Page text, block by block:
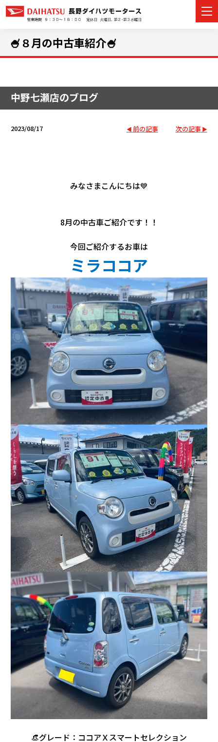
店舗情報
会社情報
リコ
お問
🍧８月の中古車紹介🍧
中野七瀬店のブログ
2023/08/17 前の記事 次の記事
みなさまこんにちは💙
8月の中古車ご紹介です！！
今回ご紹介するお車は
ミラココア
👒グレード：ココアＸスマートセレクション